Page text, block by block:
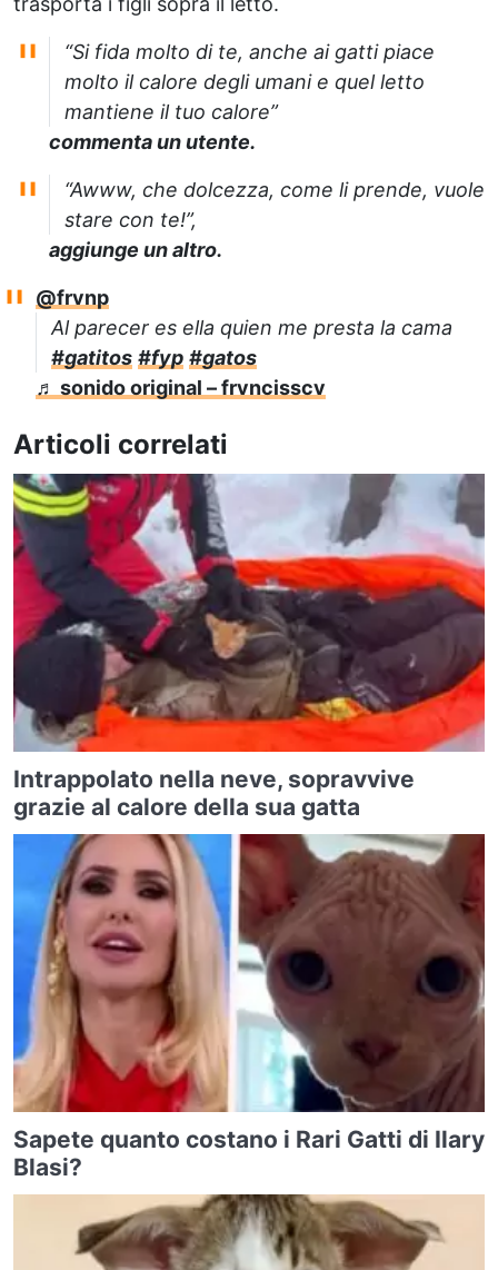
“Si fida molto di te, anche ai gatti piace
molto il calore degli umani e quel letto
mantiene il tuo calore”
commenta un utente.
“Awww, che dolcezza, come li prende, vuole
stare con te!”,
aggiunge un altro.
@frvnp
Al parecer es ella quien me presta la cama
#gatitos #fyp #gatos
♬ sonido original – frvncisscv
Articoli correlati
Intrappolato nella neve, sopravvive
grazie al calore della sua gatta
Sapete quanto costano i Rari Gatti di Ilary
Blasi?